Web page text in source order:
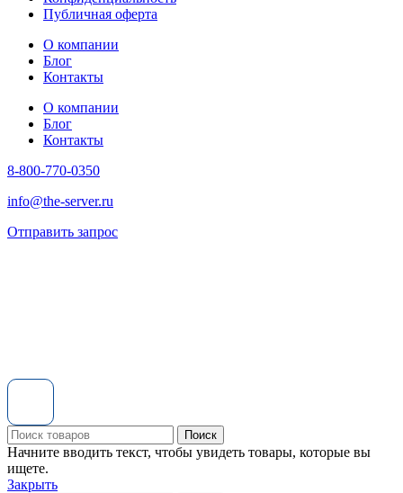
Публичная оферта
О компании
Блог
Контакты
О компании
Блог
Контакты
8-800-770-0350
info@the-server.ru
Отправить запрос
Поиск
Начните вводить текст, чтобы увидеть товары, которые вы
ищете.
Закрыть